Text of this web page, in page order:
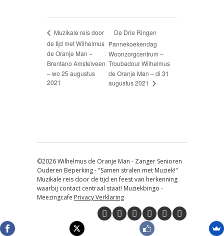
Muzikale reis door
de tijd met Wilhelmus
de Oranje Man –
Brentano Amstelveen
– wo 25 augustus
2021
De Drie Ringen
Pannekoekendag
Woonzorgcentrum –
Troubadour Wilhelmus
de Oranje Man – di 31
augustus 2021
©2026 Wilhelmus de Oranje Man - Zanger Senioren
Ouderen Beperking - "Samen stralen met Muziek!"
Muzikale reis door de tijd en feest van herkenning
waarbij contact centraal staat! Muziekbingo -
Meezingcafe Privacy Verklaring